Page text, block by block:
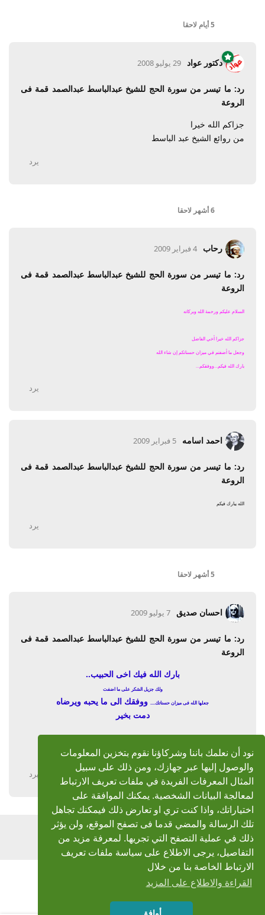
نود أن نعلمك باننا وشركاؤنا نقوم بتخزين المعلومات
والوصول إليها عبر جهازك، ومن ذلك على سبيل
المثال المعرفات الفريدة في ملفات تعريف الارتباط
لمعالجة البيانات الشخصية. يمكنك الموافقة على
اختياراتك، واذا كنت تري او تعارض ذلك فيمكنك تجاهل
تلك الرسالة والمضي قدما فى تصفح الموقع، ولن يؤثر
ذلك في عملية التصفح التي تجريها. لمعرفة مزيد من
التفاصيل، يرجى الاطلاع على سياسة ملفات تعريف
الارتباط الخاصة بنا من خلال
القراءة والاطلاع على المزيد
5 أيام لاحقا
دكتور عواد 29 يوليو 2008
رد: ما تيسر من سورة الحج للشيخ عبدالباسط عبدالصمد قمة فى
الروعة
جزاكم الله خيرا
من روائع الشيخ عبد الباسط
يرد
6 أشهر لاحقا
رحاب 4 فبراير 2009
رد: ما تيسر من سورة الحج للشيخ عبدالباسط عبدالصمد قمة فى
الروعة
السلام عليكم ورحمة الله وبركاته
جزاكم الله خيرا أخي الفاضل
وجعل ما أضفتم في ميزان حسناتكم إن شاء الله
بارك الله فيكم...ووفقكم...
يرد
احمد اسامه 5 فبراير 2009
رد: ما تيسر من سورة الحج للشيخ عبدالباسط عبدالصمد قمة فى
الروعة
الله يبارك فيكم
يرد
5 أشهر لاحقا
احسان صديق 7 يوليو 2009
رد: ما تيسر من سورة الحج للشيخ عبدالباسط عبدالصمد قمة فى
الروعة
بارك الله فيك اخى الحبيب..
ولك جزيل الشكر على ما اضفت
جعلها الله فى ميزان حسناتك....
ووفقك الى ما يحبه ويرضاه
دمت بخير
يرد
اضف رد